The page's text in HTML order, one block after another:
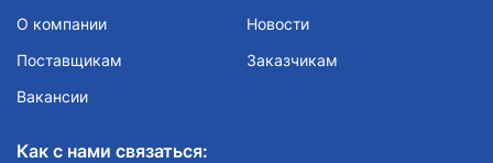
О компании
Новости
Поставщикам
Заказчикам
Вакансии
Как с нами связаться: